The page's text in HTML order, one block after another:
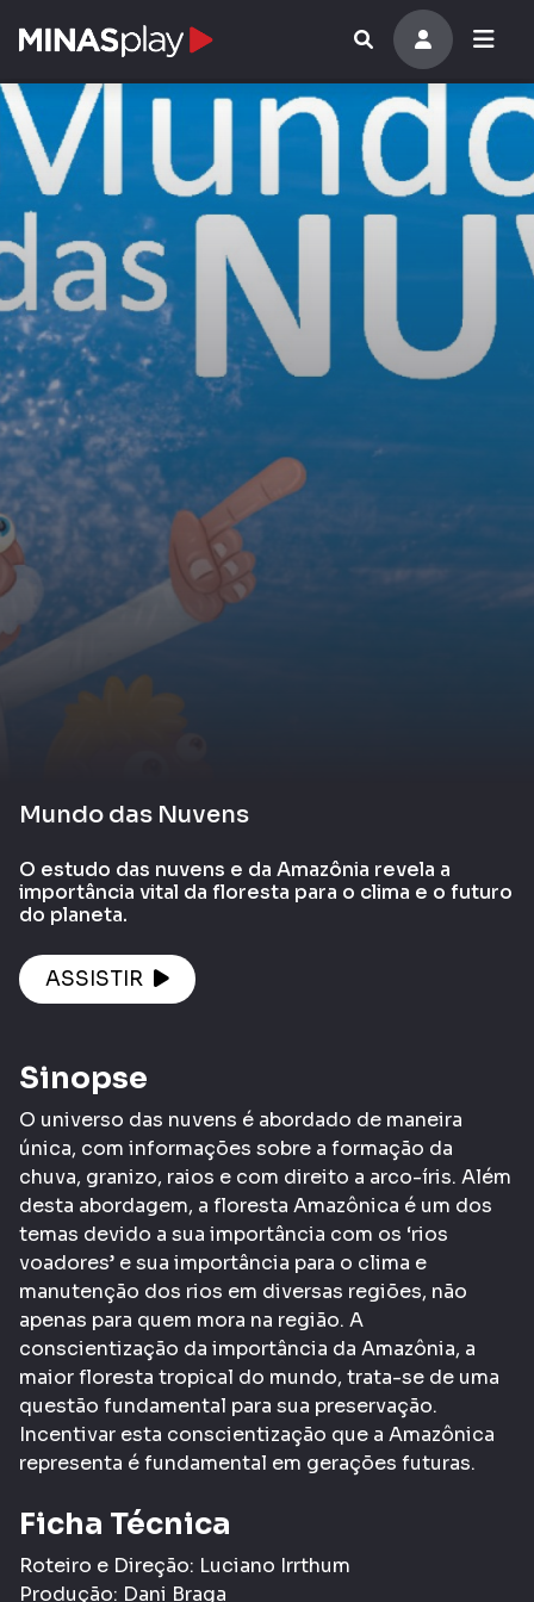
Mundo das Nuvens
O estudo das nuvens e da Amazônia revela a
importância vital da floresta para o clima e o futuro
do planeta.
ASSISTIR
Sinopse
O universo das nuvens é abordado de maneira
única, com informações sobre a formação da
chuva, granizo, raios e com direito a arco-íris. Além
desta abordagem, a floresta Amazônica é um dos
temas devido a sua importância com os ‘rios
voadores’ e sua importância para o clima e
manutenção dos rios em diversas regiões, não
apenas para quem mora na região. A
conscientização da importância da Amazônia, a
maior floresta tropical do mundo, trata-se de uma
questão fundamental para sua preservação.
Incentivar esta conscientização que a Amazônica
representa é fundamental em gerações futuras.
Ficha Técnica
Roteiro e Direção: Luciano Irrthum
Produção: Dani Braga